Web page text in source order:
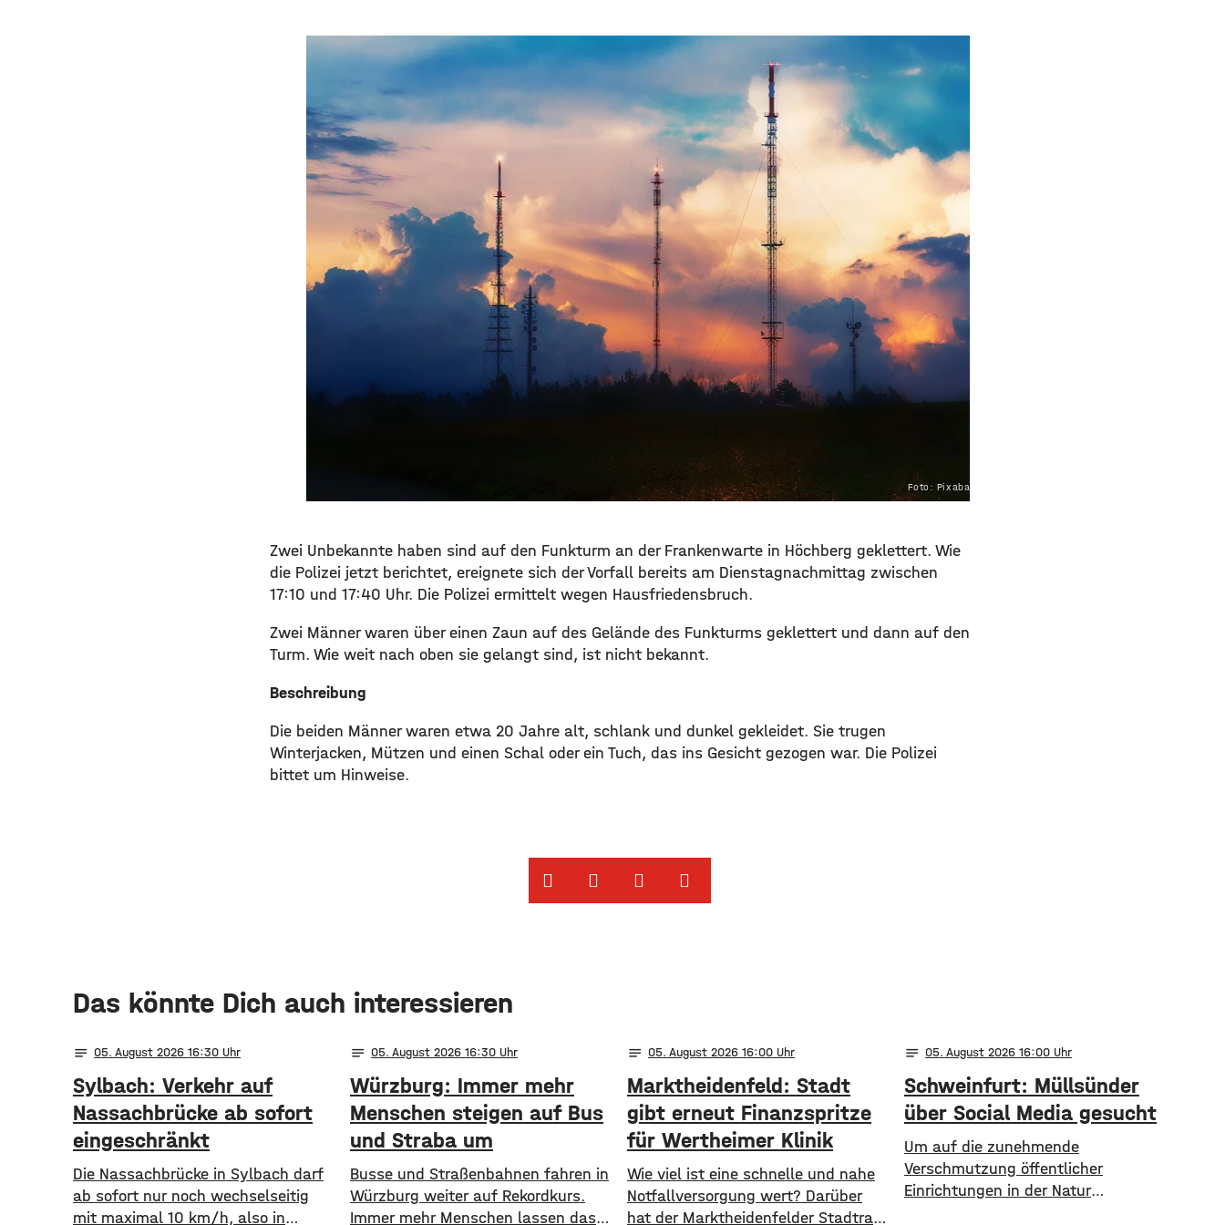
Foto: Pixabay.com
Zwei Unbekannte haben sind auf den Funkturm an der Frankenwarte in Höchberg geklettert. Wie
die Polizei jetzt berichtet, ereignete sich der Vorfall bereits am Dienstagnachmittag zwischen
17:10 und 17:40 Uhr. Die Polizei ermittelt wegen Hausfriedensbruch.
Zwei Männer waren über einen Zaun auf des Gelände des Funkturms geklettert und dann auf den
Turm. Wie weit nach oben sie gelangt sind, ist nicht bekannt.
Beschreibung
Die beiden Männer waren etwa 20 Jahre alt, schlank und dunkel gekleidet. Sie trugen
Winterjacken, Mützen und einen Schal oder ein Tuch, das ins Gesicht gezogen war. Die Polizei
bittet um Hinweise.
Das könnte Dich auch interessieren
notes 05. August 2026 16:30
Sylbach: Verkehr auf
Nassachbrücke ab sofort
eingeschränkt
Die Nassachbrücke in Sylbach darf
ab sofort nur noch wechselseitig
mit maximal 10 km/h, also in
notes 05. August 2026 16:30
Würzburg: Immer mehr
Menschen steigen auf Bus
und Straba um
​​Busse und Straßenbahnen fahren in
Würzburg weiter auf Rekordkurs.
Immer mehr Menschen lassen das
notes 05. August 2026 16:00
Marktheidenfeld: Stadt
gibt erneut Finanzspritze
für Wertheimer Klinik
​​Wie viel ist eine schnelle und nahe
Notfallversorgung wert? Darüber
hat der Marktheidenfelder Stadtrat
notes 05. August 2026 16:00
Schweinfurt: Müllsünder
über Social Media gesucht
Um auf die zunehmende
Verschmutzung öffentlicher
Einrichtungen in der Natur